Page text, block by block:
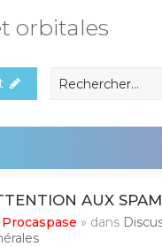
orbitales
AUX
Procaspase » dans